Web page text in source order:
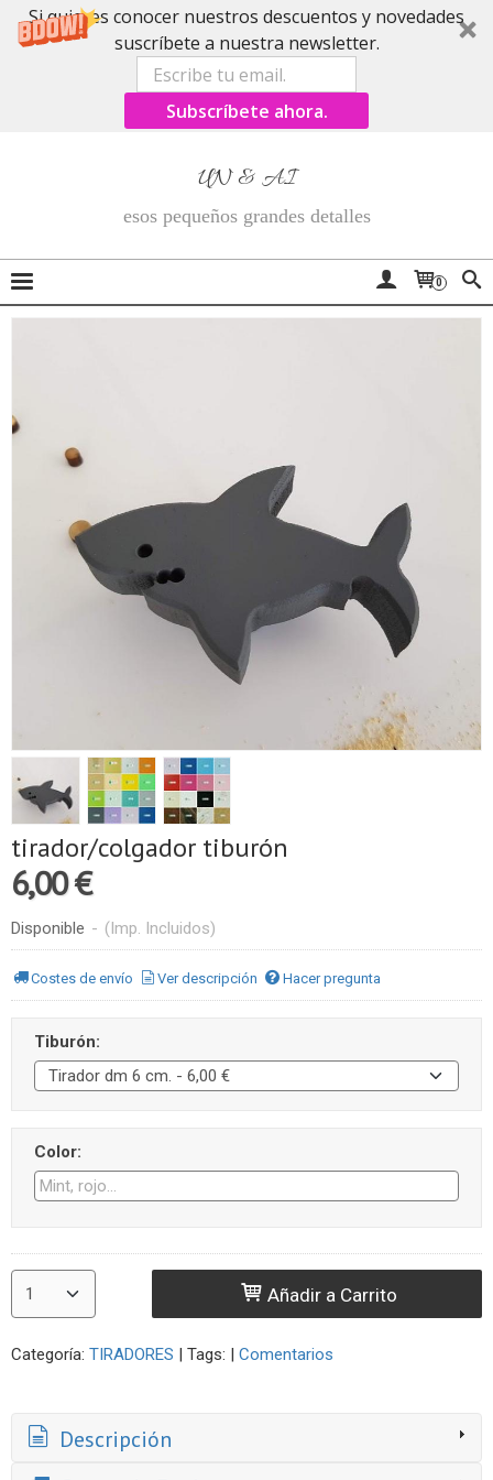
Si quieres conocer nuestros descuentos y novedades
suscríbete a nuestra newsletter.
Subscríbete ahora.
UN & AI
esos pequeños grandes detalles
0
tirador/colgador tiburón
6,00 €
Disponible - (Imp. Incluidos)
Costes de envío Ver descripción Hacer pregunta
Tiburón:
Color:
Añadir a Carrito
Categoría: TIRADORES | Tags: | Comentarios
Descripción